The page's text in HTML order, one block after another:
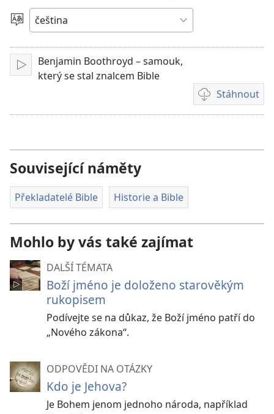
video
Vyberte
jazyk
Přehrát
Benjamin Boothroyd – samouk,
který se stal znalcem Bible
Stáhnout
Formáty
videonahrávek
Související náměty
Překladatelé Bible Historie a Bible
Mohlo by vás také zajímat
DALŠÍ TÉMATA
Boží jméno je doloženo starověkým
rukopisem
Podívejte se na důkaz, že Boží jméno patří do
„Nového zákona“.
ODPOVĚDI NA OTÁZKY
Kdo je Jehova?
Je Bohem jenom jednoho národa, například